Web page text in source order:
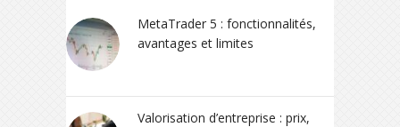
MetaTrader 5 : fonctionnalités,
avantages et limites
Valorisation d’entreprise : prix,